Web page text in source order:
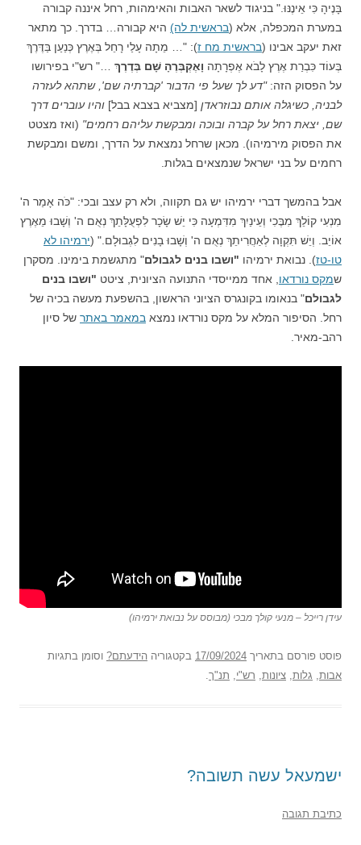
בָּנֶיהָ כִּי אֵינֶנּוּ." בניגוד לשאר האבות והאימהות, רחל איננה קבורה
במערת המכפלה, אלא (בראשית לה) היא קבורה… בדרך. כך מתאר
זאת יעקב אבינו (בראשית מח ז): "… מֵתָה עָלַי רָחֵל בְּאֶרֶץ כְּנַעַן בַּדֶּרֶךְ
בְּעוֹד כִּבְרַת אֶרֶץ לָבֹא אֶפְרָתָה וָאֶקְבְּרֶהָ שָּׁם בְּדֶרֶךְ
…" רש"י בפירושו
על הפסוק הזה:"דע לך שעל פי הדבור 'קברתיה שם', שתהא לעזרה
לבניה, כשיגלה אותם נבוזראדן [מצביא בצבא בבל] והיו עוברים דרך
שם, יצאת רחל על קברה ובוכה ומבקשת עליהם רחמים" (ואז מצטט
את הפסוק מירמיהו). מכאן שרחל נמצאת על הדרך, ומשם ומבקשת
רחמים על בני ישראל שנמצאים בגלות.
אבל בהמשך דברי ירמיהו יש גם תקווה, ולא רק עצב ובכי: "כֹּה אָמַר ה'
מִנְעִי קוֹלֵךְ מִבֶּכִי וְעֵינַיִךְ מִדִּמְעָה כִּי יֵשׁ שָׂכָר לִפְעֻלָּתֵךְ נְאֻם ה' וְשָׁבוּ מֵאֶרֶץ
אוֹיֵב. וְיֵשׁ תִּקְוָה לְאַחֲרִיתֵךְ נְאֻם ה' וְשָׁבוּ בָנִים לִגְבוּלָם." (ירמיהו לא
טו-טז). נבואת ירמיהו "ושבו בנים לגבולם" מתגשמת בימינו. מסקרן
שמקס נורדאו , אחד ממייסדי התנועה הציונית, ציטט "ושבו בנים
לגבולם" בנאומו בקונגרס הציוני הראשון, בהשפעת מעשה בכיה של
רחל. הסיפור המלא על מקס נורדאו נמצא במאמר באתר של סיון
רהב-מאיר.
עידן רייכל – מנעי קולך מבכי (מבוסס על נבואת ירמיהו)
פוסט פורסם בתאריך 17/09/2024 בקטגוריה הידעתם? וסומן בתגיות
אבות גלות ציונות רש"י תנ"ך
ישמעאל עשה תשובה?
כתיבת תגובה